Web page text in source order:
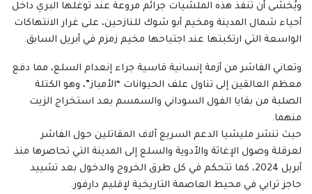
ويُخشى أن تنفذ هذه الملشيات جرائم مروعة عند توغلها البري داخل
أحياء شمال المدينة ومخيم أبو شوك للنازحين، على غرار الانتهاكات
الواسعة التي ارتكبتها عند اجتياحها مخيم زمزم في أبريل السابق.
وتعاني الفاشر من أزمة إنسانية قاسية جراء إنعدام السلع، مما دفع
معظم العالقين إلى تناول علف الحيوانات “الأمباز”، وهو الكتلة
الصلبة من بقايا الفول السوداني والسمسم بعد استخراج الزيت
منهما.
حيث تنشر مليشيا الدعم السريع آلاف المقاتلين حول الفاشر
لعرقلة وصول الإغاثة والأدوية والسلع إلى المدينة التي تحاصرها منذ
أبريل 2024، كما تتحكم في كل طرق الخروج والدخول بعد تشييد
حاجز ترابي في محيط العاصمة التاريخية لإقليم دارفور.